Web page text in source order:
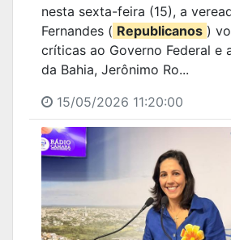
nesta sexta-feira (15), a
Fernandes ( Republicanos )
críticas ao Governo Federal e
da Bahia, Jerônimo Ro...
15/05/2026 11:20:00